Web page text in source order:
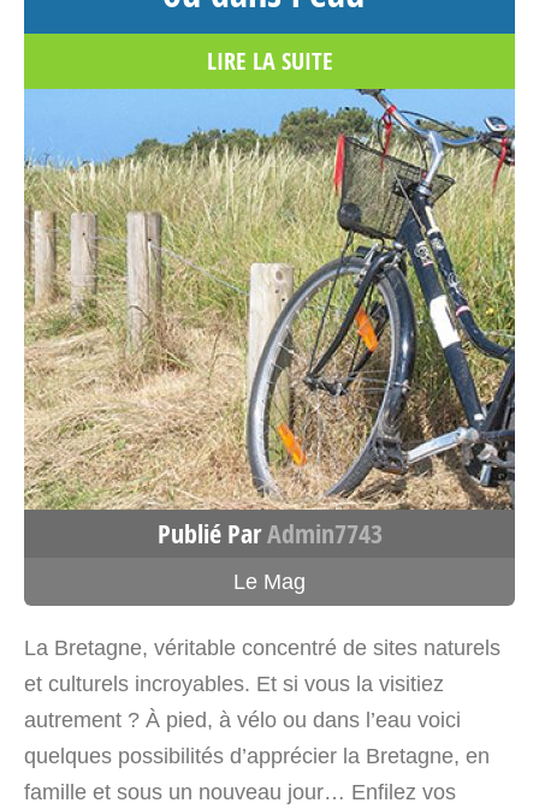
France
Voir sur la carte
4718.6 km
Itinéraire
La Cabane Casanghjulina –
Cabane dans les arbres Corse
CASANGHJULINA
Fiumu d'Oso
PORTO VECCHIO Corse>Corse-du-Sud 20137
France
Voir sur la carte
Font Romeu – Cabane Occitanie
Camping Huttopia Font-Romeu
Route de Mont Louis
Font-Romeu Odeillo
Occitanie>Pyrénées-Orientales 66120
LIRE LA SUITE
Publié ParAdmin7743
Le Mag
La Bretagne, véritable concentré de sites naturels
et culturels incroyables. Et si vous la visitiez
autrement ? À pied, à vélo ou dans l’eau voici
quelques possibilités d’apprécier la Bretagne, en
famille et sous un nouveau jour… Enfilez vos